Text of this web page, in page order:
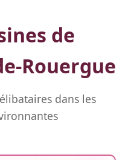
de
Rouergue
dans les